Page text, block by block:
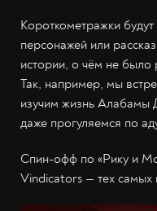
Короткометражки
персонажей или
истории, о чём не было
Так, например, мы
изучим жизнь Алабамы
даже прогуляемся по
Спин-офф по «Рику и
Vindicators — тех самых